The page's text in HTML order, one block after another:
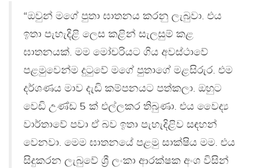
“ඔවුන් මගේ පුතා ඝාතනය කරනු ලැබුවා. එය
ඉතා පැහැදිළි ලෙස කළින් සැලසුම් කළ
ඝාතනයක්. මම මෝචරියට ගිය අවස්ථාවේ
පළමුවෙන්ම දුටුවේ මගේ පුතාගේ මළසිරුර. එම
දර්ශණය මාව දැඩි කම්පනයට පත්කලා. ඔහුට
වෙඩි උණ්ඩ 5 ක් එල්ලකර තිබුණා. එය ​වෛද්‍ය
වාර්තාවේ පවා ඒ බව ඉතා පැහැදිළිව සඳහන්
වෙනවා. මෙම ඝාතනයේ පළමු සාක්ෂිය මම. එය
සිදුකරන ලැබු​වේ ශ්‍රී ලංකා ආරක්ෂක අංශ විසින්